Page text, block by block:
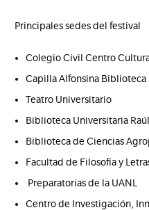
Principales sedes del festival
Colegio Civil Centro
Capilla Alfonsina Biblioteca
Teatro Universitario
Biblioteca Universitaria
Biblioteca de Ciencias
Facultad de Filosofía y
Preparatorias de la UANL
Centro de Investigación,